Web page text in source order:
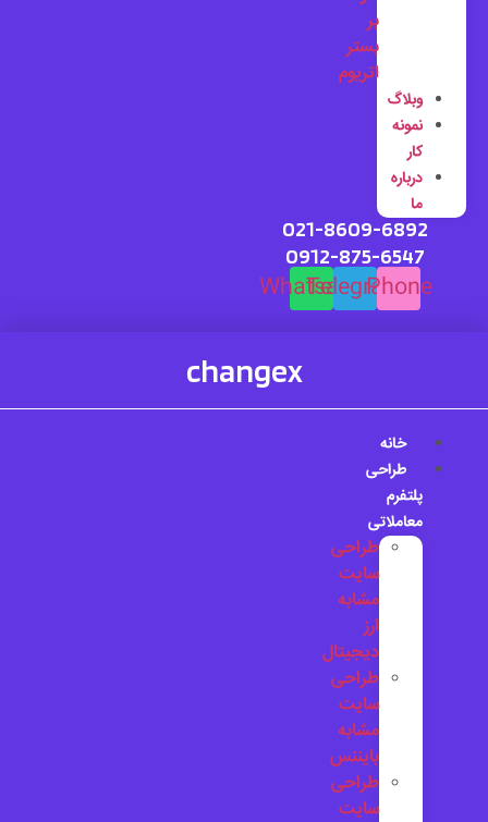
بر
بستر
اتریوم
وبلاگ
نمونه
کار
درباره
ما
021-8609-6892
0912-875-6547
Phone
Telegram
Whatsapp
changex
خانه
طراحی
پلتفرم
معاملاتی
طراحی
سایت
مشابه
ارز
دیجیتال
طراحی
سایت
مشابه
بایننس
طراحی
سایت